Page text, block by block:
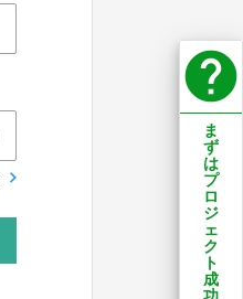
help
ま
ず
は
プ
ロ
ジ
ェ
ク
ト
成